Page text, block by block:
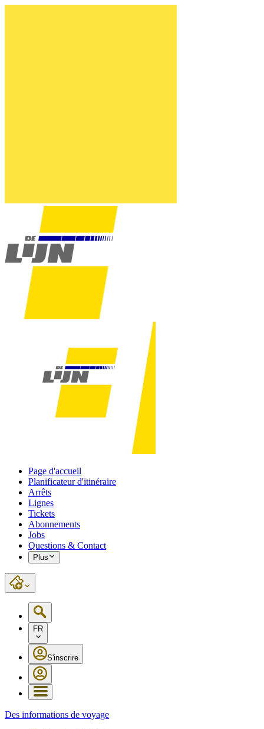
Page d'accueil
Planificateur d'itinéraire
Arrêts
Lignes
Tickets
Abonnements
Jobs
Questions & Contact
Plus
FR
S'inscrire
Des informations de voyage